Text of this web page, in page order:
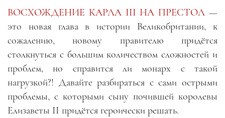
ВОСХОЖДЕНИЕ КАРЛА III НА ПРЕСТОЛ —
это новая глава в истории Великобритании, к
сожалению, новому правителю придётся
столкнуться с большим количеством сложностей и
проблем, но справится ли монарх с такой
нагрузкой?! Давайте разбираться с сами острыми
проблемы, с которыми сыну почившей королевы
Елизаветы II придётся героически решать.